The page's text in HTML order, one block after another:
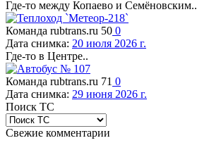
Где-то между Копаево и Семёновским..
Команда rubtrans.ru 50 0
Дата снимка: 20 июля 2026 г.
Где-то в Центре..
Команда rubtrans.ru 71 0
Дата снимка: 29 июня 2026 г.
Поиск ТС
Свежие комментарии